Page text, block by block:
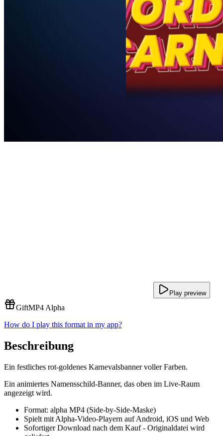
Play preview
GiftMP4 Alpha
How do I play this format in my app?
Beschreibung
Ein festliches rot-goldenes Karnevalsbanner voller Farben.
Ein animiertes Namensschild-Banner, das oben im Live-Raum
angezeigt wird.
Format: alpha MP4 (Side-by-Side-Maske)
Spielt mit Alpha-Video-Playern auf Android, iOS und Web
Sofortiger Download nach dem Kauf - Originaldatei wird